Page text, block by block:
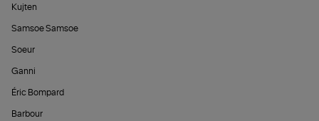
Kujten
Samsoe Samsoe
Soeur
Ganni
Éric Bompard
Barbour